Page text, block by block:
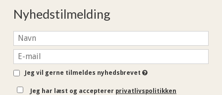
Nyhedstilmelding
Jeg vil gerne tilmeldes nyhedsbrevet
Jeg har læst og accepterer privatlivspolitikken